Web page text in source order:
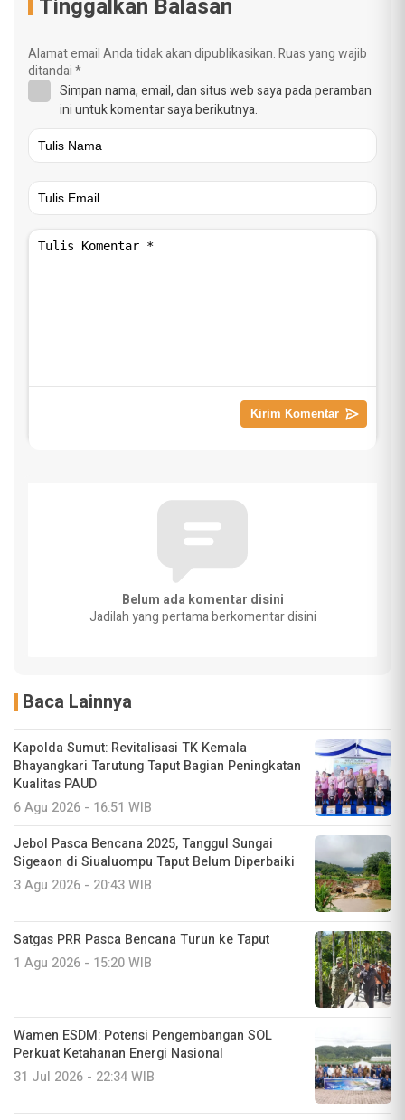
Tinggalkan Balasan
Alamat email Anda tidak akan dipublikasikan.Ruas yang wajib
ditandai*
Simpan nama, email, dan situs web saya pada peramban
ini untuk komentar saya berikutnya.
Belum ada komentar disini
Jadilah yang pertama berkomentar disini
Baca Lainnya
Kapolda Sumut: Revitalisasi TK Kemala
Bhayangkari Tarutung Taput Bagian Peningkatan
Kualitas PAUD
6 Agu 2026 - 16:51 WIB
Jebol Pasca Bencana 2025, Tanggul Sungai
Sigeaon di Siualuompu Taput Belum Diperbaiki
3 Agu 2026 - 20:43 WIB
Satgas PRR Pasca Bencana Turun ke Taput
1 Agu 2026 - 15:20 WIB
Wamen ESDM: Potensi Pengembangan SOL
Perkuat Ketahanan Energi Nasional
31 Jul 2026 - 22:34 WIB